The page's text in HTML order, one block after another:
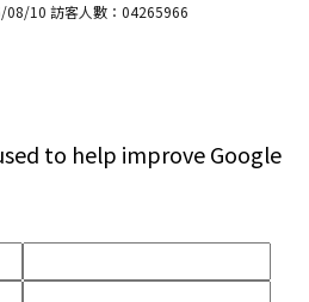
08/10 訪客人數：04265966
to help improve Google